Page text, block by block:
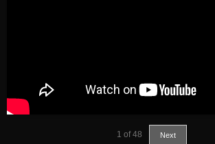
1 of 48 Next